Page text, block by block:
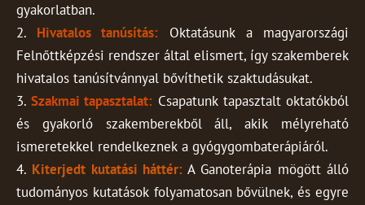
gyakorlatban.
2. Hivatalos tanúsítás: Oktatásunk a magyarországi
Felnőttképzési rendszer által elismert, így szakemberek
hivatalos tanúsítvánnyal bővíthetik szaktudásukat.
3.Szakmai tapasztalat: Csapatunk tapasztalt oktatókból
és gyakorló szakemberekből áll, akik mélyreható
ismeretekkel rendelkeznek a gyógygombaterápiáról.
4. Kiterjedt kutatási háttér: A Ganoterápia mögött álló
tudományos kutatások folyamatosan bővülnek, és egyre